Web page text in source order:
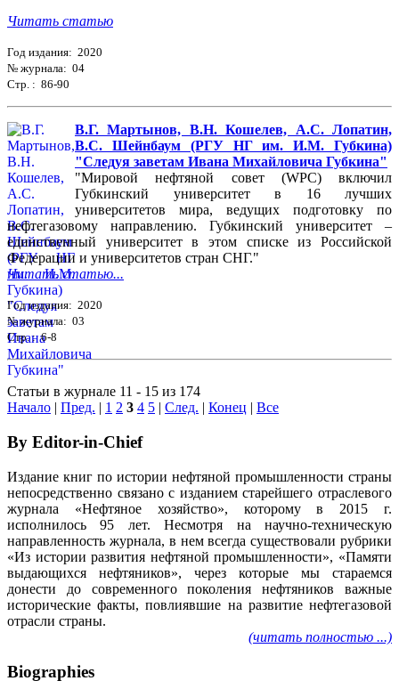
Читать статью
Год издания: 2020
№ журнала: 04
Стр. : 86-90
В.Г. Мартынов, В.Н. Кошелев, А.С. Лопатин,
В.С. Шейнбаум (РГУ НГ им. И.М. Губкина)
"Следуя заветам Ивана Михайловича Губкина"
"Мировой нефтяной совет (WPC) включил
Губкинский университет в 16 лучших
университетов мира, ведущих подготовку по
нефтегазовому направлению. Губкинский университет –
единственный университет в этом списке из Российской
Федерации и университетов стран СНГ."
Читать статью...
Год издания: 2020
№ журнала: 03
Стр. : 6-8
Статьи в журнале 11 - 15 из 174
Начало | Пред. | 1 2 3 4 5 | След. | Конец | Все
By Editor-in-Chief
Издание книг по истории нефтяной промышленности страны
непосредственно связано с изданием старейшего отраслевого
журнала «Нефтяное хозяйство», которому в 2015 г.
исполнилось 95 лет. Несмотря на научно-техническую
направленность журнала, в нем всегда существовали рубрики
«Из истории развития нефтяной промышленности», «Памяти
выдающихся нефтяников», через которые мы стараемся
донести до современного поколения нефтяников важные
исторические факты, повлиявшие на развитие нефтегазовой
отрасли страны.
(читать полностью ...)
Biographies